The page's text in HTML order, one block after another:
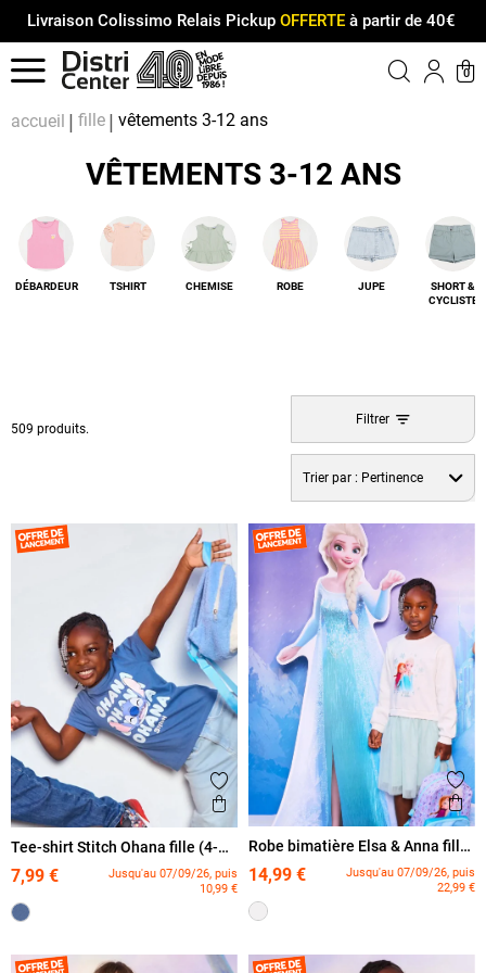
Livraison Colissimo Relais Pickup OFFERTEà partir de 40€
Menu
0
accueil fille vêtements 3-12 ans
VÊTEMENTS 3-12 ANS
DÉBARDEUR TSHIRT CHEMISE ROBE JUPE
SHORT &
CYCLISTE
509 produits.
Filtrer
Trier par : Pertinence
Ajouter aux favoris
Aperçu rapide
Tee-shirt Stitch Ohana fille (4-
7,99 €
Jusqu'au 07/09/26, puis
10,99 €
Robe bimatière Elsa & Anna fille
14,99 €
Jusqu'au 07/09/26, puis
22,99 €